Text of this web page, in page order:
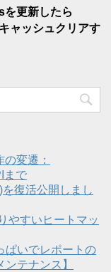
更新したら
ャッシュクリアす
変遷：
まで
復活公開しまし
やすいヒートマッ
ぱいでレポートの
テナンス】